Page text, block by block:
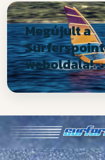
Megújult a
Surferspoint
weboldala!